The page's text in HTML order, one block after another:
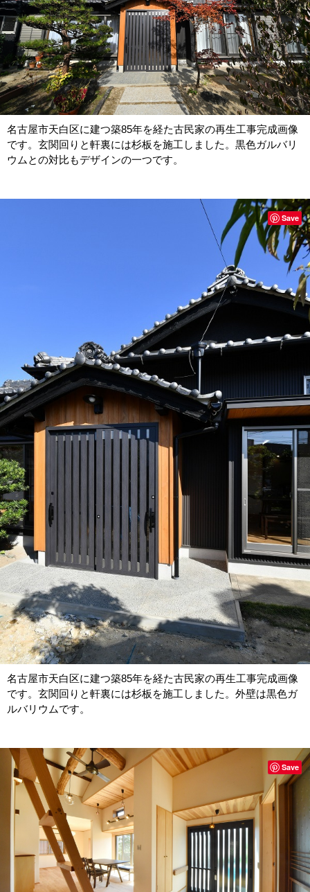
名古屋市天白区に建つ築85年を経た古民家の再生工事完成画像
です。玄関回りと軒裏には杉板を施工しました。黒色ガルバリ
ウムとの対比もデザインの一つです。
名古屋市天白区に建つ築85年を経た古民家の再生工事完成画像
です。玄関回りと軒裏には杉板を施工しました。外壁は黒色ガ
ルバリウムです。
Save
Save